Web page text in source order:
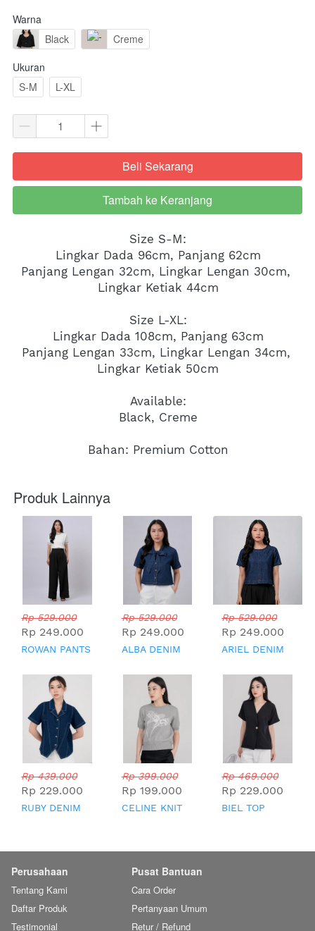
Warna
Black
Creme
Ukuran
S-M
L-XL
`Beli Sekarang
`
Tambah ke Keranjang
Size S-M:
Lingkar Dada 96cm, Panjang 62cm
Panjang Lengan 32cm, Lingkar Lengan 30cm,
Lingkar Ketiak 44cm
Size L-XL:
Lingkar Dada 108cm, Panjang 63cm
Panjang Lengan 33cm, Lingkar Lengan 34cm,
Lingkar Ketiak 50cm
Available:
Black, Creme
Bahan: Premium Cotton
Produk Lainnya
Rp 529.000
Rp 249.000
ROWAN PANTS
Rp 529.000
Rp 249.000
ALBA DENIM
Rp 529.000
Rp 249.000
ARIEL DENIM
Rp 439.000
Rp 229.000
RUBY DENIM
Rp 399.000
Rp 199.000
CELINE KNIT
Rp 469.000
Rp 229.000
BIEL TOP
Perusahaan
Tentang Kami
Daftar Produk
Testimonial
Pusat Bantuan
Cara Order
Pertanyaan Umum
Retur / Refund